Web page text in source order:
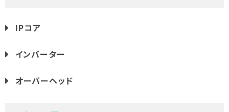
IPコア
インバーター
オーバーヘッド